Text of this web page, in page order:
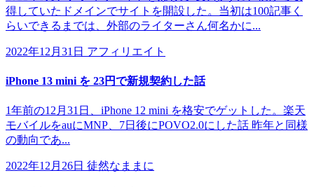
得していたドメインでサイトを開設した。当初は100記事く
らいできるまでは、外部のライターさん何名かに...
2022年12月31日 アフィリエイト
iPhone 13 mini を 23円で新規契約した話
1年前の12月31日、iPhone 12 mini を格安でゲットした。楽天
モバイルをauにMNP、7日後にPOVO2.0にした話 昨年と同様
の動向であ...
2022年12月26日 徒然なままに